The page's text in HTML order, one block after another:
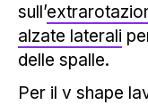
sull’
alzate laterali
delle spalle.
Per il v shape